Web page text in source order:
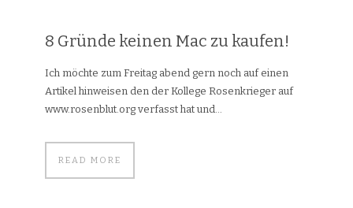
8 Gründe keinen Mac zu kaufen!
Ich möchte zum Freitag abend gern noch auf einen
Artikel hinweisen den der Kollege Rosenkrieger auf
www.rosenblut.org verfasst hat und...
READ MORE